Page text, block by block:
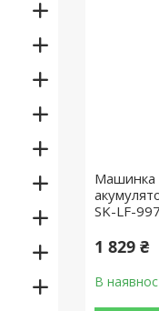
Машинка
SK-LF-
1 829 ₴
В